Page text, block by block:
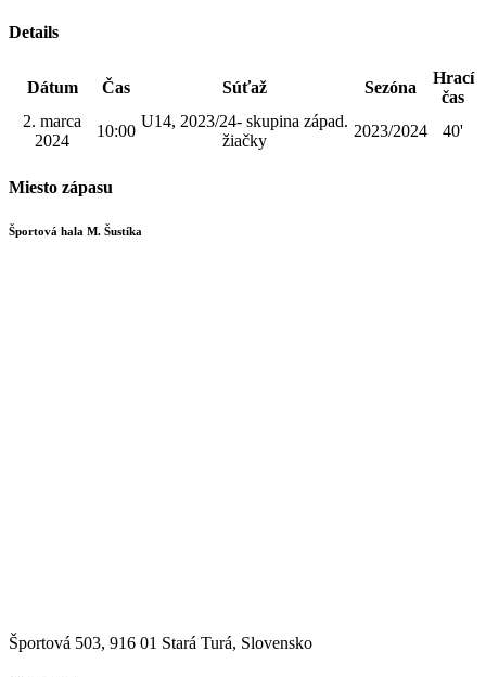
Details
Dátum Čas Súťaž Sezóna
Hrací
čas
2. marca
2024
10:00
U14, 2023/24- skupina západ.
žiačky
2023/2024 40'
Miesto zápasu
Športová hala M. Šustíka
Športová 503, 916 01 Stará Turá, Slovensko